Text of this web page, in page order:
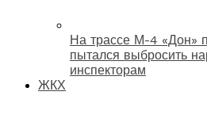
На трассе М-4 «Дон»
пытался выбросить
инспекторам
ЖКХ